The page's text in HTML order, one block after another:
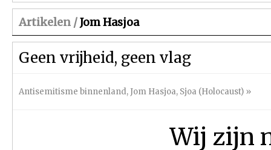
Artikelen /Jom Hasjoa
Geen vrijheid, geen vlag
Antisemitisme binnenland, Jom Hasjoa, Sjoa (Holocaust) »
Wij zijn